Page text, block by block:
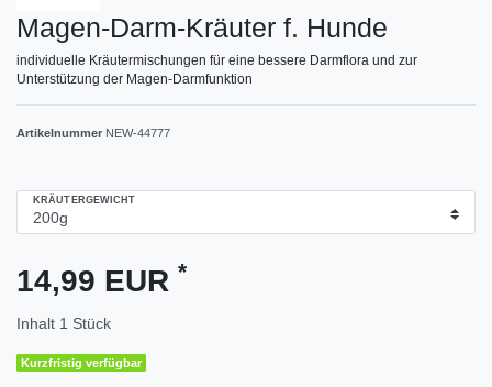
Magen-Darm-Kräuter f. Hunde
individuelle Kräutermischungen für eine bessere Darmflora und zur
Unterstützung der Magen-Darmfunktion
Artikelnummer NEW-44777
KRÄUTERGEWICHT
14,99 EUR *
Inhalt 1 Stück
Kurzfristig verfügbar